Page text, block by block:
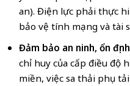
an). Điện lực phải thực
bảo vệ tính mạng và tài
Đảm bảo an ninh, ổn
chỉ huy của cấp điều độ
miền, việc sa thải phụ